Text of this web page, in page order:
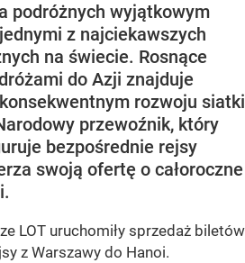
podróżnych wyjątkowym
z najciekawszych
na świecie. Rosnące
do Azji znajduje
rozwoju siatki
przewoźnik, który
bezpośrednie rejsy
swoją ofertę o całoroczne
LOT uruchomiły sprzedaż biletów
z Warszawy do Hanoi.